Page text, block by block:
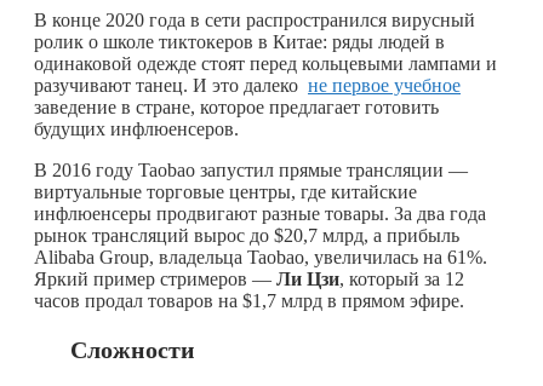
В конце 2020 года в сети распространился вирусный
ролик о школе тиктокеров в Китае: ряды людей в
одинаковой одежде стоят перед кольцевыми лампами и
разучивают танец. И это далеко не первое учебное
заведение в стране, которое предлагает готовить
будущих инфлюенсеров.
В 2016 году Taobao запустил прямые трансляции —
виртуальные торговые центры, где китайские
инфлюенсеры продвигают разные товары. За два года
рынок трансляций вырос до $20,7 млрд, а прибыль
Alibaba Group, владельца Taobao, увеличилась на 61%.
Яркий пример стримеров — Ли Цзи, который за 12
часов продал товаров на $1,7 млрд в прямом эфире.
Сложности